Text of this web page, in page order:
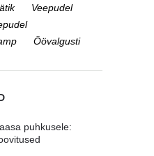
Veepudel
Öövalgusti
puhkusele: